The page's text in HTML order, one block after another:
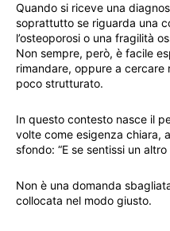
Quando si riceve una
soprattutto se riguarda una
l’osteoporosi o una fragilità
Non sempre, però, è facile
rimandare, oppure a cercare
poco strutturato.
In questo contesto nasce il
volte come esigenza chiara,
sfondo: “E se sentissi un altro
Non è una domanda
collocata nel modo giusto.